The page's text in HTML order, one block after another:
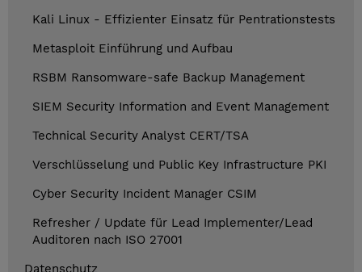
Kali Linux - Effizienter Einsatz für Pentrationstests
Metasploit Einführung und Aufbau
RSBM Ransomware-safe Backup Management
SIEM Security Information and Event Management
Technical Security Analyst CERT/TSA
Verschlüsselung und Public Key Infrastructure PKI
Cyber Security Incident Manager CSIM
Refresher / Update für Lead Implementer/Lead
Auditoren nach ISO 27001
Datenschutz